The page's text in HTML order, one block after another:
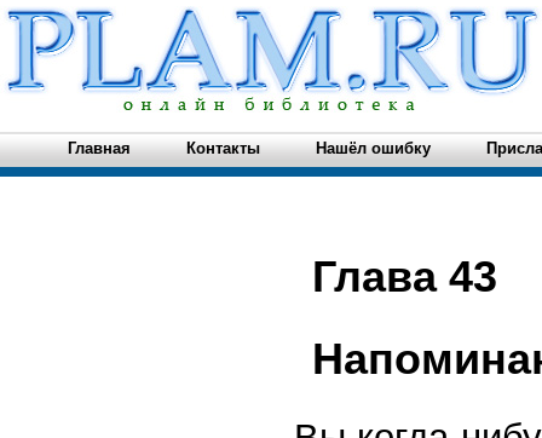
Главная Контакты Нашёл ошибку
Глава 43